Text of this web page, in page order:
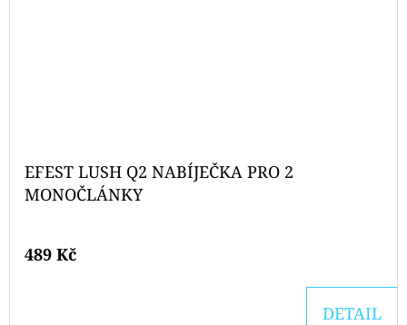
EFEST LUSH Q2 NABÍJEČKA PRO 2
MONOČLÁNKY
489 Kč
DETAIL